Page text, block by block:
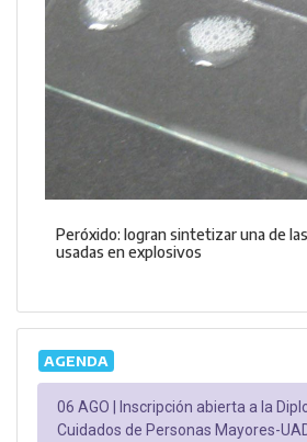
Peróxido: logran sintetizar una de
usadas en explosivos
AGENDA
06 AGO | Inscripción abierta a la
Cuidados de Personas Mayores-